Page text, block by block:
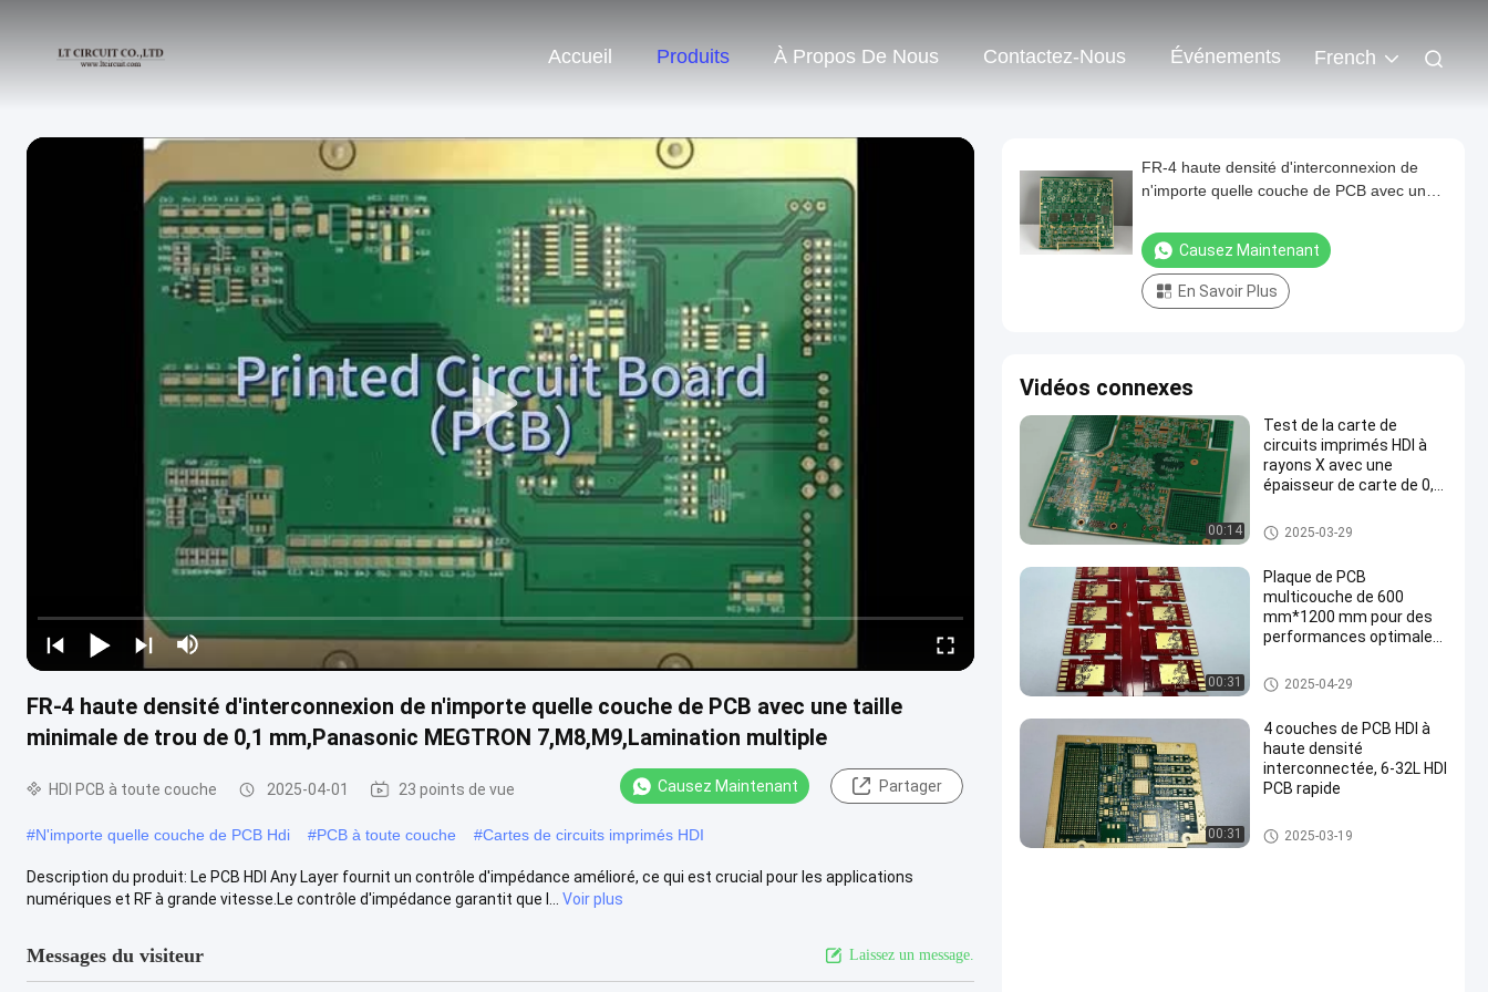
Accueil Produits À Propos De Nous Contactez-Nous Événements French
FR-4 haute densité d'interconnexion de n'importe quelle couche de PCB avec une taille
minimale de trou de 0,1 mm,Panasonic MEGTRON 7,M8,M9,Lamination multiple
HDI PCB à toute couche 2025-04-01 23 points de vue Causez Maintenant Partager
#N'importe quelle couche de PCB Hdi #PCB à toute couche #Cartes de circuits imprimés HDI
Description du produit: Le PCB HDI Any Layer fournit un contrôle d'impédance amélioré, ce qui est crucial pour les applications
numériques et RF à grande vitesse.Le contrôle d'impédance garantit que l...
Voir plus
Messages du visiteur Laissez un message.
FR-4 haute densité d'interconnexion de
n'importe quelle couche de PCB avec une
mm,Panasonic MEGTRON
7,M8,M9,Lamination multiple
Causez Maintenant
En Savoir Plus
Vidéos connexes
00:14
Test de la carte de
circuits imprimés HDI à
rayons X avec une
épaisseur de carte de 0,2
126mil Mots clés
Interconnecteur à haute
Panneau de carte PCB de HDI
2025-03-29
00:31
Plaque de PCB
multicouche de 600
mm*1200 mm pour des
performances optimales
industrielles
Panneau multicouche de carte
PCB
2025-04-29
00:31
4 couches de PCB HDI à
haute densité
interconnectée, 6-32L HDI
PCB rapide
Panneau de carte PCB de HDI
2025-03-19